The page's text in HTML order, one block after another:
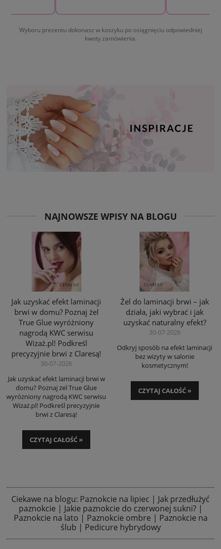
Wyboru prezentu dokonasz w koszyku po osiągnięciu odpowiedniej
kwoty zamówienia.
NAJNOWSZE WPISY NA BLOGU
Jak uzyskać efekt laminacji
brwi w domu? Poznaj żel
True Glue wyróżniony
nagrodą KWC serwisu
Wizaż.pl! Podkreśl
precyzyjnie brwi z Claresą!
30-07-2026
Jak uzyskać efekt laminacji brwi w
domu? Poznaj żel True Glue
wyróżniony nagrodą KWC serwisu
Wizaż.pl! Podkreśl precyzyjnie
brwi z Claresą!
CZYTAJ CAŁOŚĆ »
Żel do laminacji brwi – jak
działa, jaki wybrać i jak
uzyskać naturalny efekt?
30-07-2026
Odkryj sposób na efekt laminacji
bez wizyty w salonie
kosmetycznym!
CZYTAJ CAŁOŚĆ »
Ciekawe na blogu: Paznokcie na lipiec | Jak przedłużyć
paznokcie | Jakie paznokcie do czerwonej sukni?|
Paznokcie na lato | Paznokcie ombre | Paznokcie na
ślub | Pedicure hybrydowy